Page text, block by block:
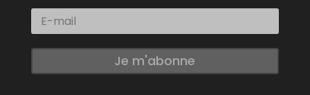
Je m'abonne